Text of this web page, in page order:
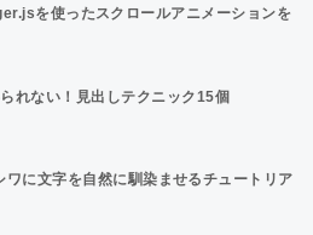
を使ったスクロールアニメーションを
れない！見出しテクニック15個
ワに文字を自然に馴染ませるチュートリア